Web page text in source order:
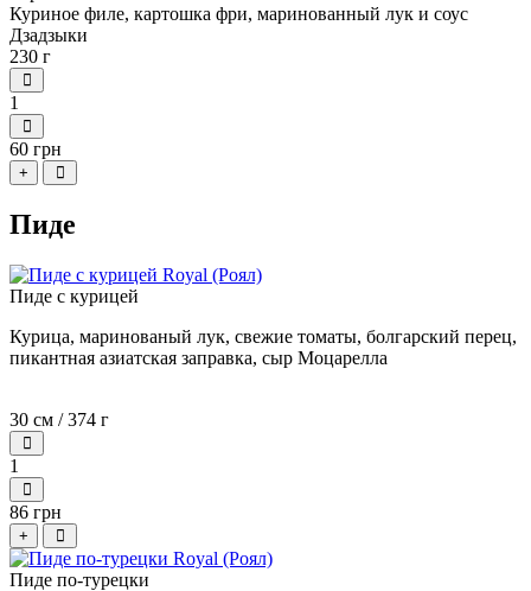
Куриное филе, картошка фри, маринованный лук и соус
Дзадзыки
230 г
1
60 грн
+
Пиде
Пиде с курицей
Курица, маринованый лук, свежие томаты, болгарский перец,
пикантная азиатская заправка, сыр Моцарелла
30 см / 374 г
1
86 грн
+
Пиде по-турецки